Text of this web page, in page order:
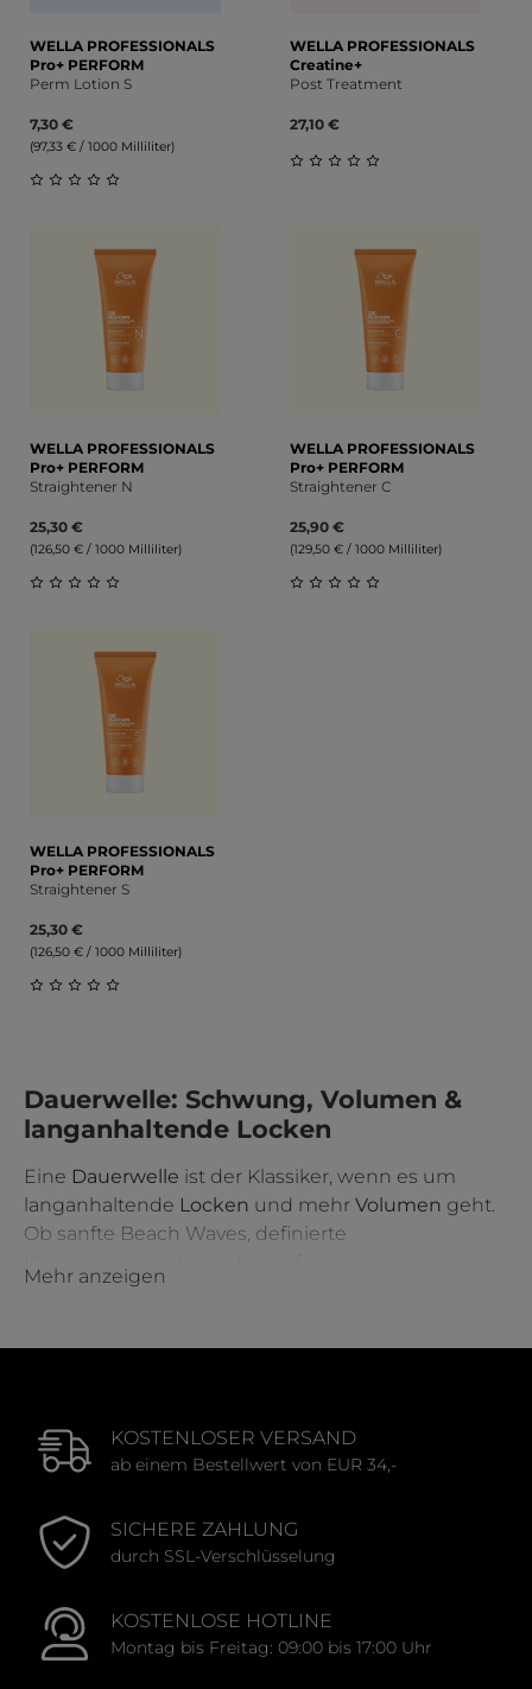
WELLA PROFESSIONALS
Pro+ PERFORM
Perm Lotion S
7,30 €
(97,33 € / 1000 Milliliter)
WELLA PROFESSIONALS
Creatine+
Post Treatment
27,10 €
WELLA PROFESSIONALS
Pro+ PERFORM
Straightener N
25,30 €
(126,50 € / 1000 Milliliter)
WELLA PROFESSIONALS
Pro+ PERFORM
Straightener C
25,90 €
(129,50 € / 1000 Milliliter)
WELLA PROFESSIONALS
Pro+ PERFORM
Straightener S
25,30 €
(126,50 € / 1000 Milliliter)
Dauerwelle: Schwung, Volumen &
langanhaltende Locken
Eine Dauerwelle ist der Klassiker, wenn es um
langanhaltende Locken und mehr Volumen geht.
Ob sanfte Beach Waves, definierte
natürlicher Lifting-Effekt am Ansatz – mit den
professionelles Ergebnis, das wochenlang hält. Bei
Haartyp
Bei Alina Cosmetics findest du hochwertige
Dauerwellen-Produkte
dein Haar nicht nur formen, sondern auch pflegen.
Die innovativeCreatine+ Seriebietet
Mehr anzeigen
KOSTENLOSER VERSAND
ab einem Bestellwert von EUR 34,-
SICHERE ZAHLUNG
durch SSL-Verschlüsselung
KOSTENLOSE HOTLINE
Montag bis Freitag: 09:00 bis 17:00 Uhr